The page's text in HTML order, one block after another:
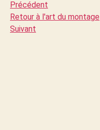
Précédent
Retour à l'art du montage
Suivant